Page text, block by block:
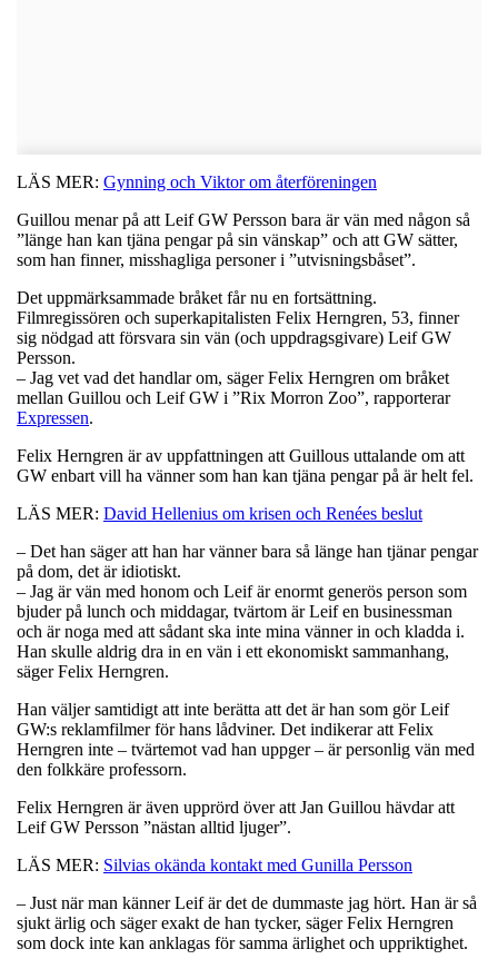
LÄS MER: Gynning och Viktor om återföreningen
Guillou menar på att Leif GW Persson bara är vän med någon så
”länge han kan tjäna pengar på sin vänskap” och att GW sätter,
som han finner, misshagliga personer i ”utvisningsbåset”.
Det uppmärksammade bråket får nu en fortsättning.
Filmregissören och superkapitalisten Felix Herngren, 53, finner
sig nödgad att försvara sin vän (och uppdragsgivare) Leif GW
Persson.
– Jag vet vad det handlar om, säger Felix Herngren om bråket
mellan Guillou och Leif GW i ”Rix Morron Zoo”, rapporterar
Expressen.
Felix Herngren är av uppfattningen att Guillous uttalande om att
GW enbart vill ha vänner som han kan tjäna pengar på är helt fel.
LÄS MER: David Hellenius om krisen och Renées beslut
– Det han säger att han har vänner bara så länge han tjänar pengar
på dom, det är idiotiskt.
– Jag är vän med honom och Leif är enormt generös person som
bjuder på lunch och middagar, tvärtom är Leif en businessman
och är noga med att sådant ska inte mina vänner in och kladda i.
Han skulle aldrig dra in en vän i ett ekonomiskt sammanhang,
säger Felix Herngren.
Han väljer samtidigt att inte berätta att det är han som gör Leif
GW:s reklamfilmer för hans lådviner. Det indikerar att Felix
Herngren inte – tvärtemot vad han uppger – är personlig vän med
den folkkäre professorn.
Felix Herngren är även upprörd över att Jan Guillou hävdar att
Leif GW Persson ”nästan alltid ljuger”.
LÄS MER: Silvias okända kontakt med Gunilla Persson
– Just när man känner Leif är det de dummaste jag hört. Han är så
sjukt ärlig och säger exakt de han tycker, säger Felix Herngren
som dock inte kan anklagas för samma ärlighet och uppriktighet.